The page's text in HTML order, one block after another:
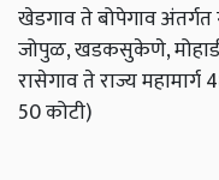
खेडगाव ते बोपेगाव अंतर्गत
जोपुळ, खडकसुकेणे,
रासेगाव ते राज्य
50 कोटी)